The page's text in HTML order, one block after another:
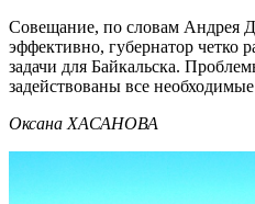
Совещание, по словам Андрея
эффективно, губернатор четко
задачи для Байкальска.
задействованы все
Оксана ХАСАНОВА